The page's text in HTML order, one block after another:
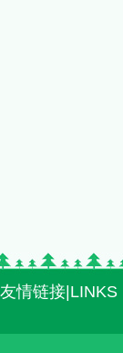
友情链接|LINKS